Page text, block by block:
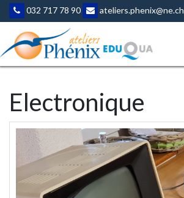
Aller
contenu
032 717 78 90 ateliers.phenix@ne.ch
Electronique